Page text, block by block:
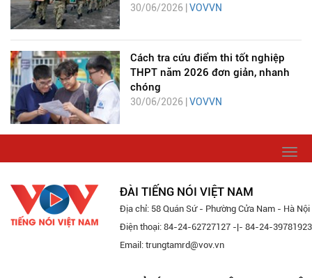
30/06/2026 | VOVVN
Cách tra cứu điểm thi tốt nghiệp
THPT năm 2026 đơn giản, nhanh
chóng
30/06/2026 | VOVVN
ĐÀI TIẾNG NÓI VIỆT NAM
Địa chỉ: 58 Quán Sứ - Phường Cửa Nam - Hà Nội
Điện thoại: 84-24-62727127 -|- 84-24-39781923
Email: trungtamrd@vov.vn